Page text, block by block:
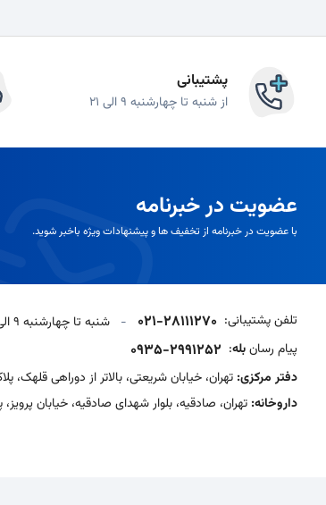
پشتیبانی
از شنبه تا چهارشنبه 9 الی 21
عضویت در خبرنامه
با عضویت در خبرنامه از تخفیف ها و پیشنهادات ویژه باخبر شوید.
تلفن پشتیبانی: 021-28111270
- شنبه تا چهارشنبه 9 الی 21
پیام رسانبله:
0935-2991252
دفتر مرکزی: تهران، خیابان شریعتی، بالاتر از دوراهی قلهک، پلاک
داروخانه: تهران، صادقیه، بلوار شهدای صادقیه، خیابان پرویز، پلاک 15،